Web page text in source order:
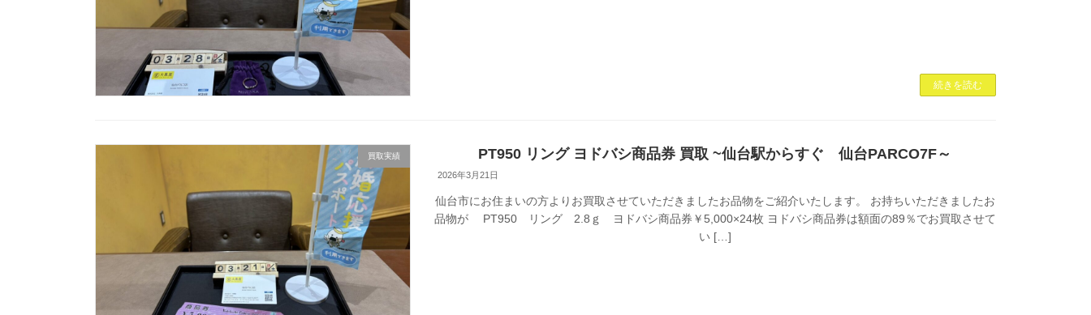
続きを読む
買取実績 PT950 リング ヨドバシ商品券 買取 ~仙台駅からすぐ 仙台PARCO7F～
2026年3月21日
仙台市にお住まいの方よりお買取させていただきましたお品物をご紹介いたします。 お持ちいただきましたお
品物が PT950 リング 2.8ｇ ヨドバシ商品券￥5,000×24枚 ヨドバシ商品券は額面の89％でお買取させて
い […]